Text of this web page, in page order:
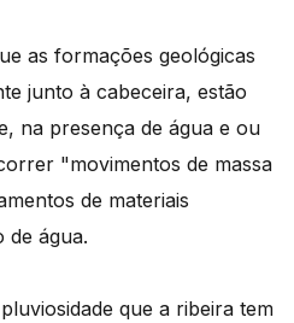
as formações geológicas
junto à cabeceira, estão
na presença de água e ou
"movimentos de massa
de materiais
de água.
que a ribeira tem